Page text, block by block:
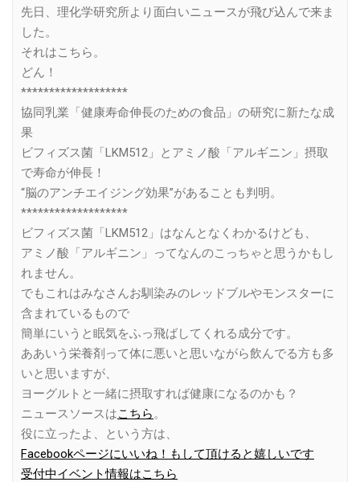
先日、理化学研究所より面白いニュースが飛び込んで来ま
した。
それはこちら。
どん！
*******************
協同乳業「健康寿命伸長のための食品」の研究に新たな成
果
ビフィズス菌「LKM512」とアミノ酸「アルギニン」摂取
で寿命が伸長！
“脳のアンチエイジング効果”があることも判明。
*******************
ビフィズス菌「LKM512」はなんとなくわかるけども、
アミノ酸「アルギニン」ってなんのこっちゃと思うかもし
れません。
でもこれはみなさんお馴染みのレッドブルやモンスターに
含まれているもので
簡単にいうと眠気をふっ飛ばしてくれる成分です。
ああいう栄養剤って体に悪いと思いながら飲んでる方も多
いと思いますが、
ヨーグルトと一緒に摂取すれば健康になるのかも？
ニュースソースはこちら。
役に立ったよ、という方は、
Facebookページにいいね！もして頂けると嬉しいです
受付中イベント情報はこちら